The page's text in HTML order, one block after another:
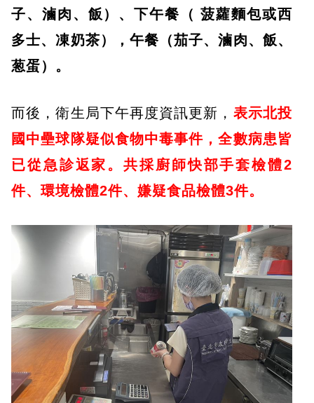
子、滷肉、飯）、下午餐（ 菠蘿麵包或西
多士、凍奶茶），午餐（茄子、滷肉、飯、
葱蛋）。
而後，衛生局下午再度資訊更新， 表示北投
國中壘球隊疑似食物中毒事件，全數病患皆
已從急診返家。共採廚師快部手套檢體2
件、環境檢體2件、嫌疑食品檢體3件。